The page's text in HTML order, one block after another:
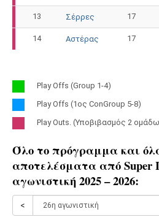
13 Σέρρες 17
14 Αστέρας 17
Play Offs (Group 1-4)
Play Offs (1ος ConGroup 5-8)
Play Outs. (Υποβιβασμός 2
Όλο το πρόγραμμα και
αποτελέσματα απόSuper
αγωνιστική 2025 – 2026:
<